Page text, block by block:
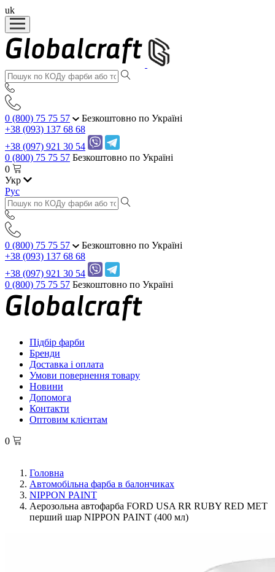
uk
0 (800) 75 75 57
Безкоштовно по Україні
+38 (093) 137 68 68
+38 (097) 921 30 54
0 (800) 75 75 57 Безкоштовно по Україні
0
Укр
Рус
0 (800) 75 75 57
Безкоштовно по Україні
+38 (093) 137 68 68
+38 (097) 921 30 54
0 (800) 75 75 57 Безкоштовно по Україні
Підбір фарби
Бренди
Доставка і оплата
Умови повернення товару
Новини
Допомога
Контакти
Оптовим клієнтам
0
Головна
Автомобільна фарба в балончиках
NIPPON PAINT
Аерозольна автофарба FORD USA RR RUBY RED MET
перший шар NIPPON PAINT (400 мл)